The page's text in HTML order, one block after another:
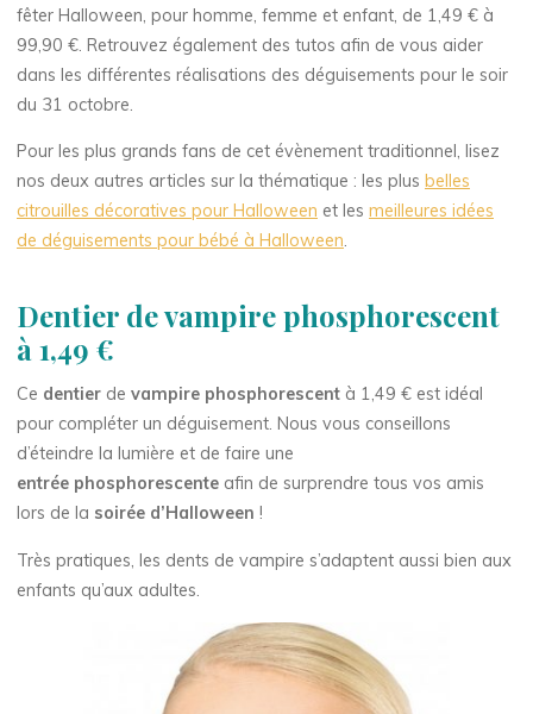
fêter Halloween, pour homme, femme et enfant, de 1,49 € à
99,90 €. Retrouvez également des tutos afin de vous aider
dans les différentes réalisations des déguisements pour le soir
du 31 octobre.
Pour les plus grands fans de cet évènement traditionnel, lisez
nos deux autres articles sur la thématique : les plusbelles
citrouilles décoratives pour Halloween et lesmeilleures idées
de déguisements pour bébé à Halloween.
Dentier de vampire phosphorescent
à 1,49 €
Ce dentier devampire phosphorescent à 1,49 € est idéal
pour compléter un déguisement. Nous vous conseillons
d’éteindre la lumière et de faire une
entrée phosphorescente afin de surprendre tous vos amis
lors de la soirée d’Halloween!
Très pratiques, les dents de vampire s’adaptent aussi bien aux
enfants qu’aux adultes.